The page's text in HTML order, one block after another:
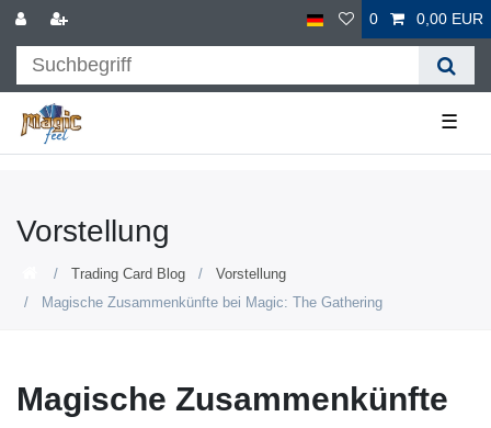
0 0,00 EUR
☰
Vorstellung
Trading Card Blog
Vorstellung
Magische Zusammenkünfte bei Magic: The Gathering
Magische Zusammenkünfte